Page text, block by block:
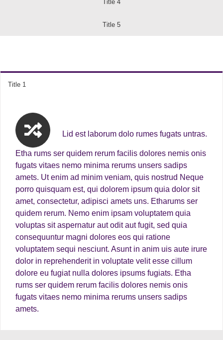
Title 4
Title 5
Title 1
Lid est laborum dolo rumes fugats untras.
Etha rums ser quidem rerum facilis dolores nemis onis
fugats vitaes nemo minima rerums unsers sadips
amets. Ut enim ad minim veniam, quis nostrud Neque
porro quisquam est, qui dolorem ipsum quia dolor sit
amet, consectetur, adipisci amets uns. Etharums ser
quidem rerum. Nemo enim ipsam voluptatem quia
voluptas sit aspernatur aut odit aut fugit, sed quia
consequuntur magni dolores eos qui ratione
voluptatem sequi nesciunt. Asunt in anim uis aute irure
dolor in reprehenderit in voluptate velit esse cillum
dolore eu fugiat nulla dolores ipsums fugiats. Etha
rums ser quidem rerum facilis dolores nemis onis
fugats vitaes nemo minima rerums unsers sadips
amets.